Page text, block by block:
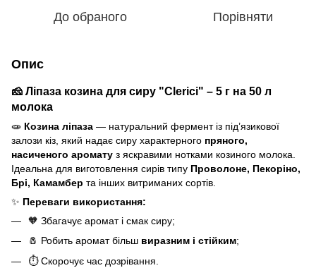
До обраного Порівняти
Опис
🧀 Ліпаза козина для сиру "Clerici" – 5 г на 50 л
молока
🧫 Козина ліпаза — натуральний фермент із під’язикової
залози кіз, який надає сиру характерного пряного,
насиченого аромату з яскравими нотками козиного молока.
Ідеальна для виготовлення сирів типу Проволоне, Пекоріно,
Брі, Камамбер та інших витриманих сортів.
✨ Переваги використання:
🧡 Збагачує аромат і смак сиру;
🧂 Робить аромат більш виразним і стійким;
⏱️ Скорочує час дозрівання.